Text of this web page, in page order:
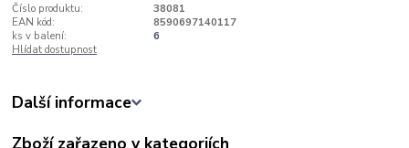
Číslo produktu:
38081
EAN kód:
8590697140117
ks v balení:
6
Hlídat dostupnost
Další informace
Zboží zařazeno v kategoriích